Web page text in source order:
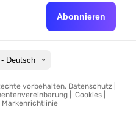
Abonnieren
Deutsch
vorbehalten. Datenschutz
| Cookies|
Markenrichtlinie